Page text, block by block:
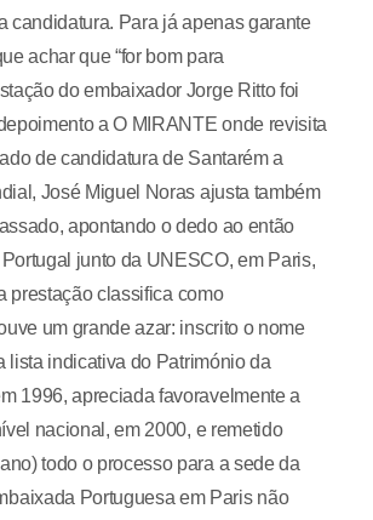
candidatura. Para já apenas garante
achar que “for bom para
do embaixador Jorge Ritto foi
a O MIRANTE onde revisita
de candidatura de Santarém a
José Miguel Noras ajusta também
apontando o dedo ao então
junto da UNESCO, em Paris,
prestação classifica como
um grande azar: inscrito o nome
lista indicativa do Património da
1996, apreciada favoravelmente a
nacional, em 2000, e remetido
todo o processo para a sede da
Portuguesa em Paris não